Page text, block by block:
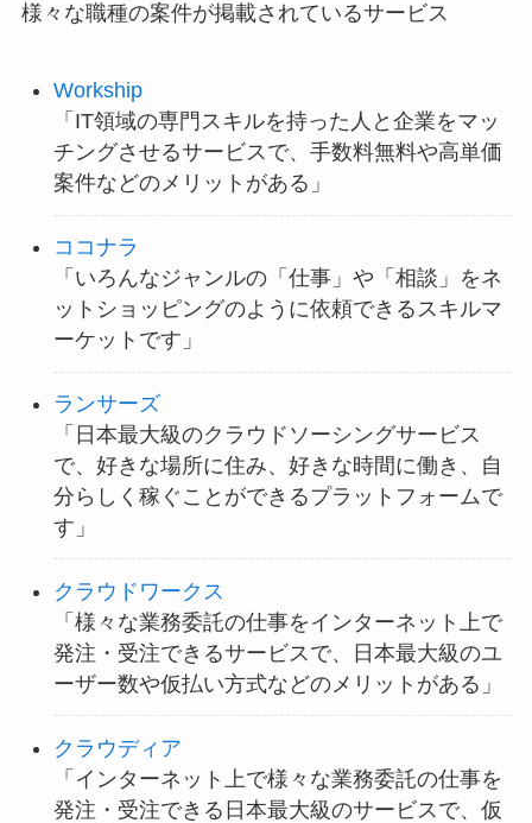
様々な職種の案件が掲載されているサービス
Workship
「IT領域の専門スキルを持った人と企業をマッ
チングさせるサービスで、手数料無料や高単価
案件などのメリットがある」
ココナラ
「いろんなジャンルの「仕事」や「相談」をネ
ットショッピングのように依頼できるスキルマ
ーケットです」
ランサーズ
「日本最大級のクラウドソーシングサービス
で、好きな場所に住み、好きな時間に働き、自
分らしく稼ぐことができるプラットフォームで
す」
クラウドワークス
「様々な業務委託の仕事をインターネット上で
発注・受注できるサービスで、日本最大級のユ
ーザー数や仮払い方式などのメリットがある」
クラウディア
「インターネット上で様々な業務委託の仕事を
発注・受注できる日本最大級のサービスで、仮